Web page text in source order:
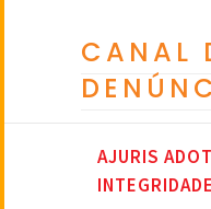
CANAL
AJURIS
INTEGRIDADE